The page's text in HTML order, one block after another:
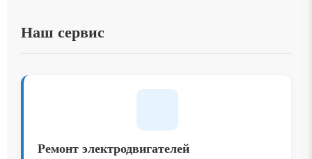
Наш сервис
Ремонт электродвигателей